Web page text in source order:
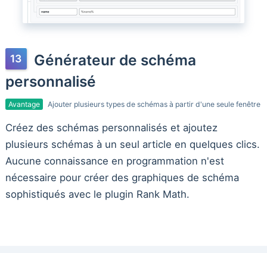
Générateur de schéma
personnalisé
Avantage Ajouter plusieurs types de schémas à partir d'une seule fenêtre
Créez des schémas personnalisés et ajoutez
plusieurs schémas à un seul article en quelques clics.
Aucune connaissance en programmation n'est
nécessaire pour créer des graphiques de schéma
sophistiqués avec le plugin Rank Math.